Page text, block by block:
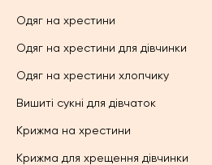
Одяг на хрестини
Одяг на хрестини для дівчинки
Одяг на хрестини хлопчику
Вишиті сукні для дівчаток
Крижма на хрестини
Крижма для хрещення дівчинки